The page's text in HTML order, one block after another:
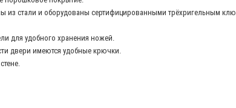
из стали и оборудованы сертифицированными трёхригельным
для удобного хранения ножей.
двери имеются удобные крючки.